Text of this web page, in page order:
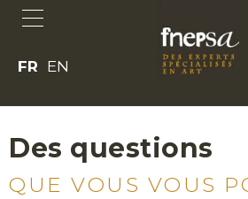
FR EN
Des questions
QUE VOUS VOUS